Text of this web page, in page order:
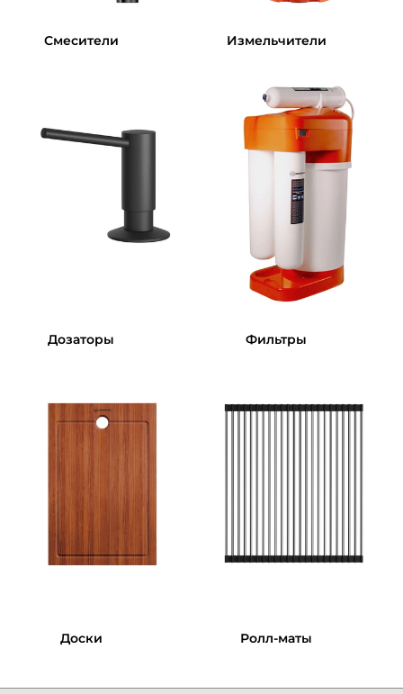
Смесители Измельчители
Дозаторы Фильтры
Доски Ролл-маты